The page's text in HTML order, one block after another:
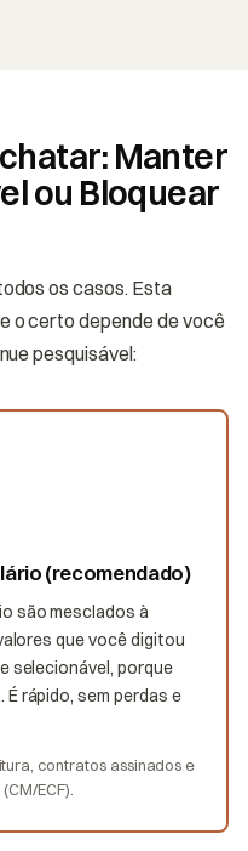
Manter
ou Bloquear
os casos. Esta
o certo depende de você
pesquisável:
(recomendado)
são mesclados à
que você digitou
selecionável, porque
rápido, sem perdas e
contratos assinados e
ECF).